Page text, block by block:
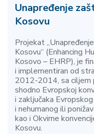
Unapređenje
Kosovu
Projekat
Kosovu“ (Enhancing
Kosovo – EHRP), je
i implementiran od
2012-2014, sa ciljem
shodno Evropskoj
i zaključaka
i nehumanog ili
kao i Okvirne
Kosovu.